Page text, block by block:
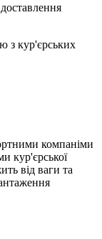
з кур'єрських
компаніми
кур'єрської
від ваги та